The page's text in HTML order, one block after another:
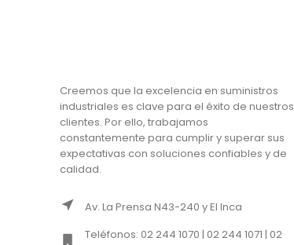
Creemos que la excelencia en suministros
industriales es clave para el éxito de nuestros
clientes. Por ello, trabajamos
constantemente para cumplir y superar sus
expectativas con soluciones confiables y de
calidad.
Av. La Prensa N43-240 y El Inca
Teléfonos: 02 244 1070 | 02 244 1071 | 02